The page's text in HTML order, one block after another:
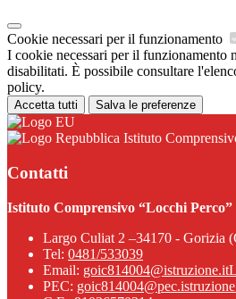
Cookie necessari per il funzionamento
I cookie necessari per il funzionamento
disabilitati. È possibile consultare
policy.
Accetta tutti Salva le preferenze
Istituto
Contatti
Istituto Comprensivo “Locchi Perco”
Largo Culiat 2 –34170 - Gorizia
Tel: 0481/533039
Email: goic814004@istruzione.it
PEC: